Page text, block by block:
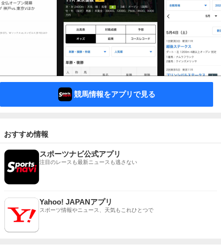
競馬情報をアプリで見る
おすすめ情報
スポーツナビ公式アプリ
注目のレースも最新ニュースも逃さない
Yahoo! JAPANアプリ
スポーツ情報やニュース、天気もこれひとつで